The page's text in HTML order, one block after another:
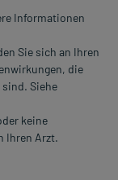
Informationen
Sie sich an Ihren
die
sind. Siehe
keine
Ihren Arzt.